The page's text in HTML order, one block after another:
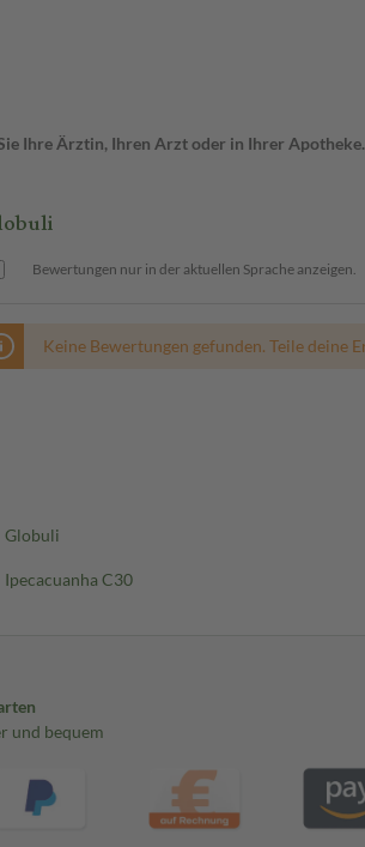
Ihre Ärztin, Ihren Arzt oder in Ihrer Apotheke.
Bewertungen nur in der aktuellen Sprache anzeigen.
Keine Bewertungen gefunden. Teile deine
Globuli
Ipecacuanha C30
und bequem